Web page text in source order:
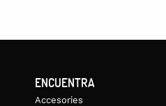
ENCUENTRA
Accesories